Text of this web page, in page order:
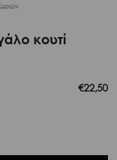
κουτί
€22,50
Gift Box ποσότητα